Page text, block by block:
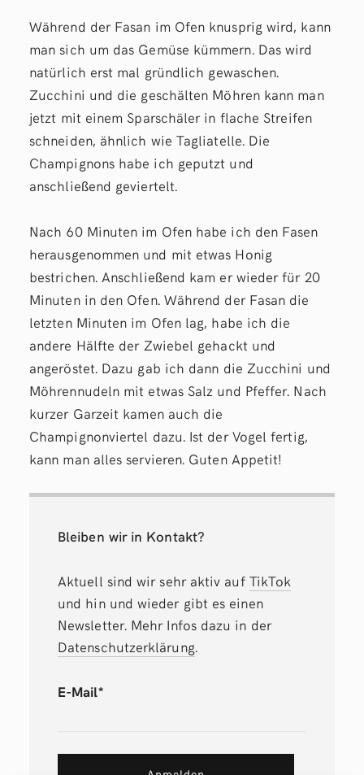
Während der Fasan im Ofen knusprig wird, kann
man sich um das Gemüse kümmern. Das wird
natürlich erst mal gründlich gewaschen.
Zucchini und die geschälten Möhren kann man
jetzt mit einem Sparschäler in flache Streifen
schneiden, ähnlich wie Tagliatelle. Die
Champignons habe ich geputzt und
anschließend geviertelt.
Nach 60 Minuten im Ofen habe ich den Fasen
herausgenommen und mit etwas Honig
bestrichen. Anschließend kam er wieder für 20
Minuten in den Ofen. Während der Fasan die
letzten Minuten im Ofen lag, habe ich die
andere Hälfte der Zwiebel gehackt und
angeröstet. Dazu gab ich dann die Zucchini und
Möhrennudeln mit etwas Salz und Pfeffer. Nach
kurzer Garzeit kamen auch die
Champignonviertel dazu. Ist der Vogel fertig,
kann man alles servieren. Guten Appetit!
Bleiben wir in Kontakt?
Aktuell sind wir sehr aktiv auf TikTok
und hin und wieder gibt es einen
Newsletter. Mehr Infos dazu in der
Datenschutzerklärung.
E-Mail*